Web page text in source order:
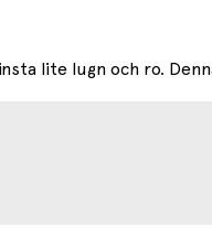
lite lugn och ro.